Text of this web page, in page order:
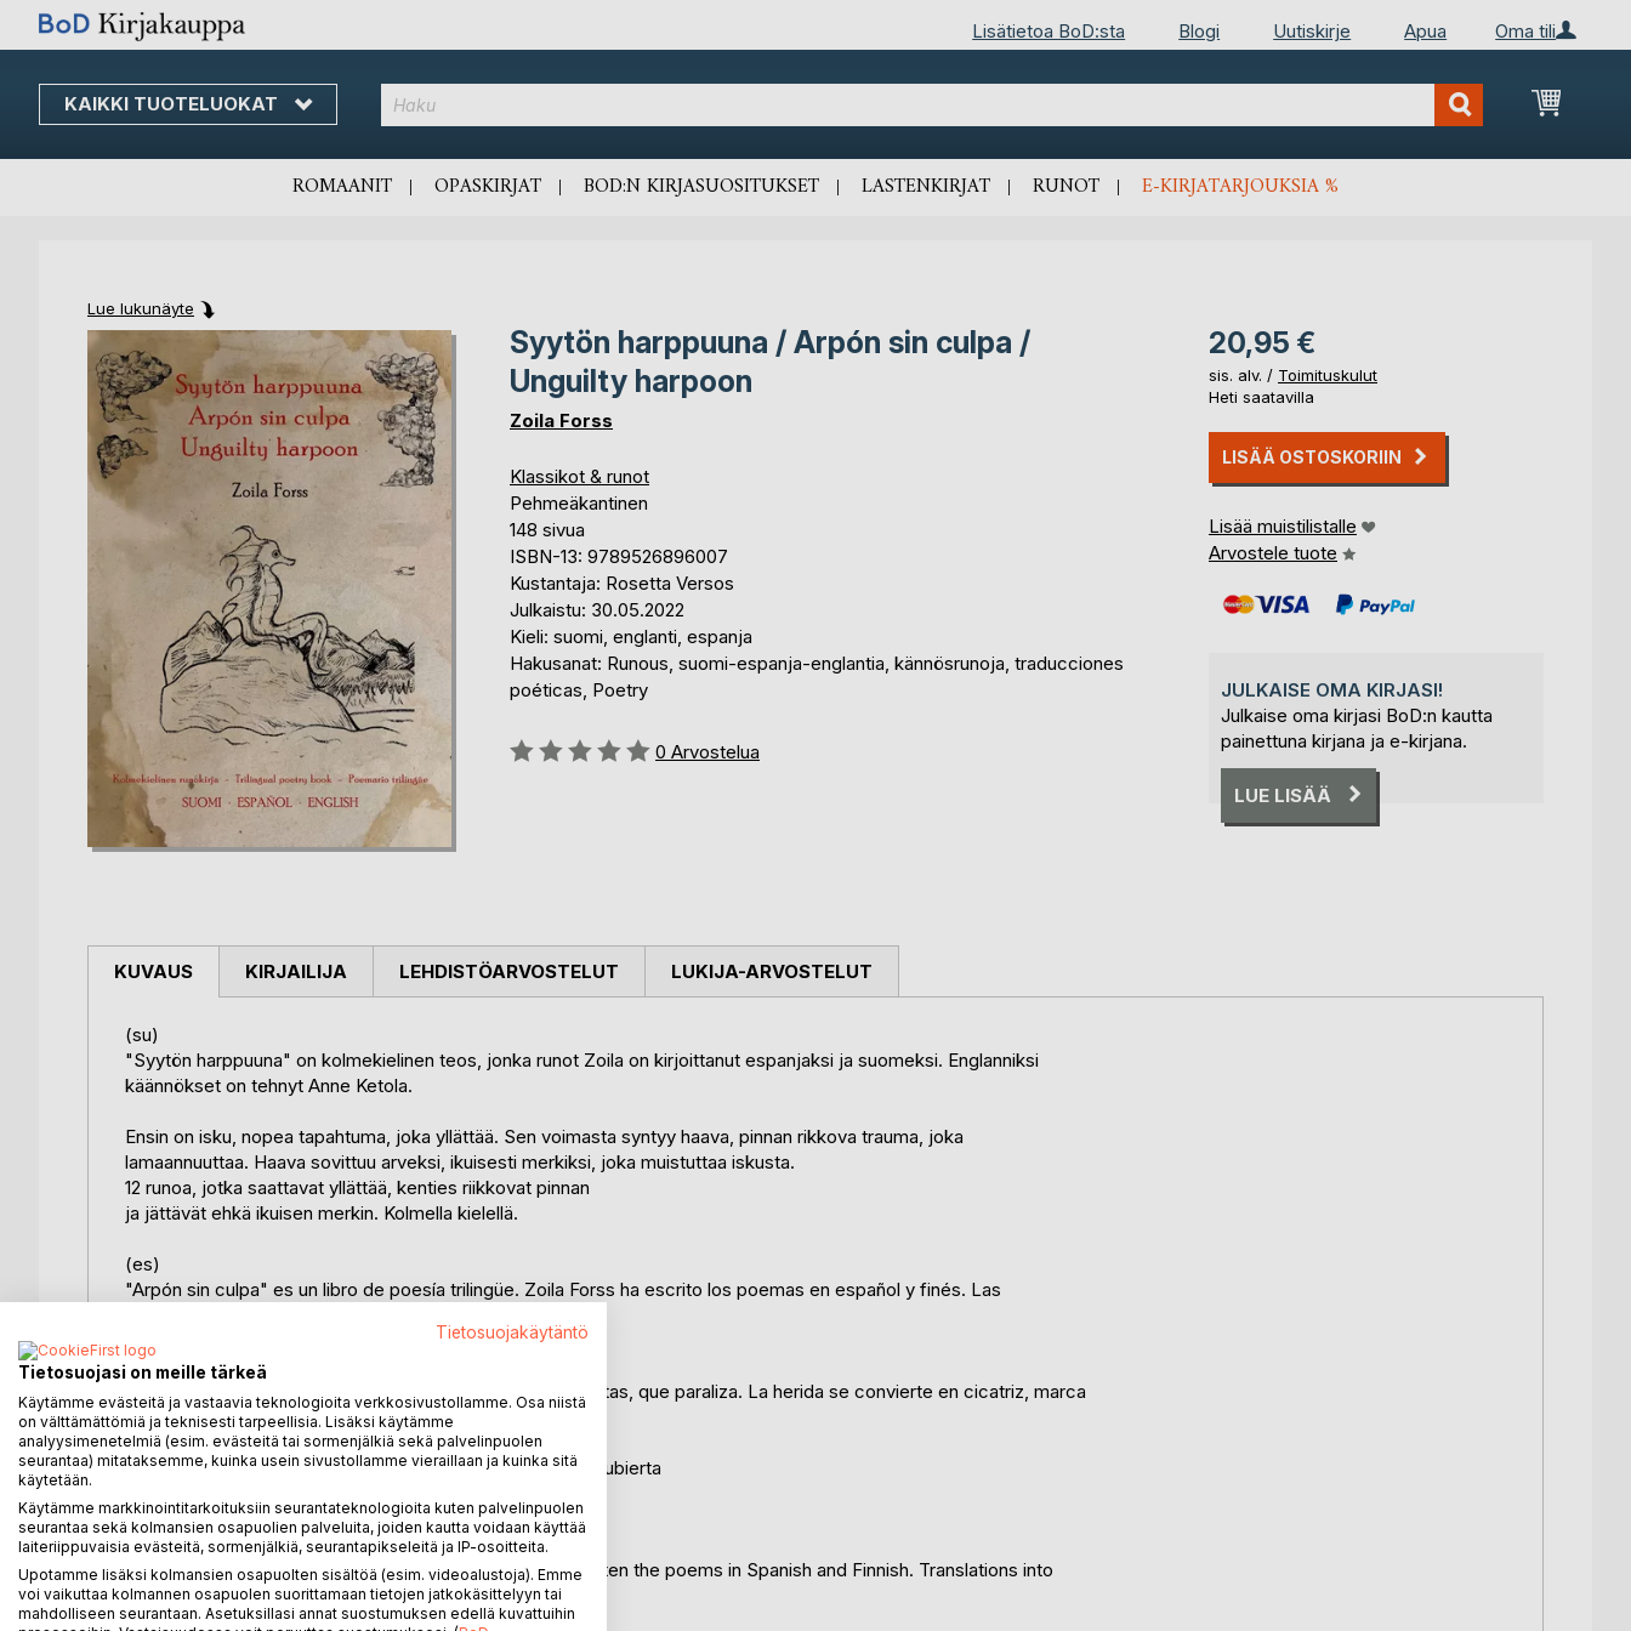
Oma tili
Lisätietoa BoD:sta Blogi Uutiskirje Apua
KAIKKI TUOTELUOKAT
Skip
Content
ROMAANIT OPASKIRJAT BOD:N KIRJASUOSITUKSET LASTENKIRJAT RUNOT E-KIRJATARJOUKSIA %
Lue lukunäyte
Skip
to
the
end
of
the
images
Skip
to
the
beginning
of
the
images
Syytön harppuuna / Arpón sin culpa /
Unguilty harpoon
Zoila Forss
Klassikot & runot
Pehmeäkantinen
148 sivua
ISBN-13: 9789526896007
Kustantaja: Rosetta Versos
Julkaistu: 30.05.2022
Kieli: suomi, englanti, espanja
Hakusanat: Runous, suomi-espanja-englantia, kännösrunoja, traducciones
poéticas, Poetry
Arvostelu::
0 Arvostelua
20,95 €
sis. alv. / Toimituskulut
Heti saatavilla
LISÄÄ OSTOSKORIIN
Lisää muistilistalle
Arvostele tuote
JULKAISE OMA KIRJASI!
Julkaise oma kirjasi BoD:n kautta
painettuna kirjana ja e-kirjana.
LUE LISÄÄ
KUVAUS
(su)
"Syytön harppuuna" on kolmekielinen teos, jonka runot Zoila on kirjoittanut espanjaksi ja suomeksi. Englanniksi
käännökset on tehnyt Anne Ketola.
Ensin on isku, nopea tapahtuma, joka yllättää. Sen voimasta syntyy haava, pinnan rikkova trauma, joka
lamaannuuttaa. Haava sovittuu arveksi, ikuisesti merkiksi, joka muistuttaa iskusta.
12 runoa, jotka saattavat yllättää, kenties riikkovat pinnan
ja jättävät ehkä ikuisen merkin. Kolmella kielellä.
(es)
"Arpón sin culpa" es un libro de poesía trilingüe. Zoila Forss ha escrito los poemas en español y finés. Las
Primero llega el impacto, suceso veloz, que sorprende.
De su energía nace la herida, trauma destructor de cubiertas, que paraliza. La herida se convierte en cicatriz, marca
perenne,
que recuerda el impacto.
Doce poemas que pueden sorprender, acaso romper la cubierta
(en)
"Unguilty harpoon" is a trilingual book. The author has written the poems in Spanish and Finnish. Translations into
English by Anne Ketola.
KIRJAILIJA LEHDISTÖARVOSTELUT LUKIJA-ARVOSTELUT
Tietosuojakäytäntö
Tietosuojasi on meille tärkeä
Käytämme evästeitä ja vastaavia teknologioita verkkosivustollamme. Osa niistä
on välttämättömiä ja teknisesti tarpeellisia. Lisäksi käytämme
analyysimenetelmiä (esim. evästeitä tai sormenjälkiä sekä palvelinpuolen
seurantaa) mitataksemme, kuinka usein sivustollamme vieraillaan ja kuinka sitä
käytetään.
Käytämme markkinointitarkoituksiin seurantateknologioita kuten palvelinpuolen
seurantaa sekä kolmansien osapuolien palveluita, joiden kautta voidaan käyttää
laiteriippuvaisia evästeitä, sormenjälkiä, seurantapikseleitä ja IP-osoitteita.
Upotamme lisäksi kolmansien osapuolten sisältöä (esim. videoalustoja). Emme
voi vaikuttaa kolmannen osapuolen suorittamaan tietojen jatkokäsittelyyn tai
mahdolliseen seurantaan. Asetuksillasi annat suostumuksen edellä kuvattuihin